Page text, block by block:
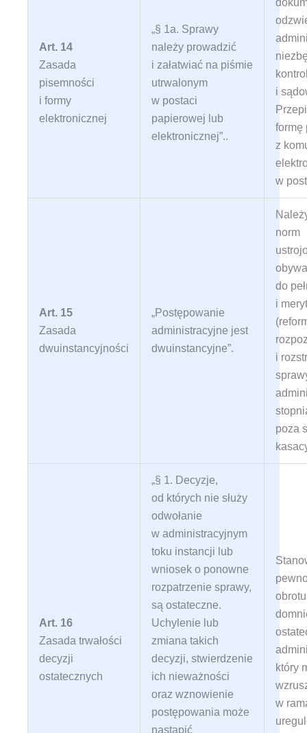
Art. 14
Zasada
pisemności
i formy
elektronicznej
„§ 1a. Sprawy
należy prowadzić
i załatwiać na piśmie
utrwalonym
w postaci
papierowej lub
elektronicznej”..
i
formę
z
w
Art. 15
Zasada
dwuinstancyjności
„Postępowanie
administracyjne jest
dwuinstancyjne”.
norm
do
i
i
poza
Art. 16
Zasada trwałości
decyzji
ostatecznych
„§ 1. Decyzje,
od których nie służy
odwołanie
w administracyjnym
toku instancji lub
wniosek o ponowne
rozpatrzenie sprawy,
są ostateczne.
Uchylenie lub
zmiana takich
decyzji, stwierdzenie
ich nieważności
oraz wznowienie
postępowania może
nastąpić
który
w